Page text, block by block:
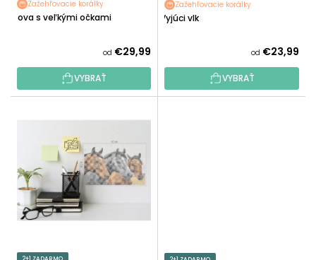
O
VT
Zažehľovacie korálky
Sova s veľkými očkami
od €29,99
VYBRAŤ
Zažehľovacie korálky
Vyjúci vlk
od €23,99
VYBRAŤ